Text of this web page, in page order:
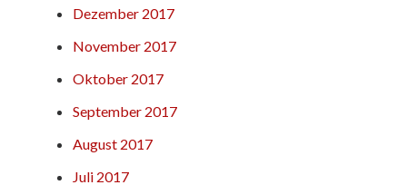
Dezember 2017
November 2017
Oktober 2017
September 2017
August 2017
Juli 2017